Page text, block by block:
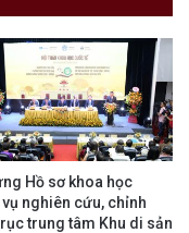
Hồ sơ khoa học
nghiên cứu, chỉnh
trung tâm Khu di sản